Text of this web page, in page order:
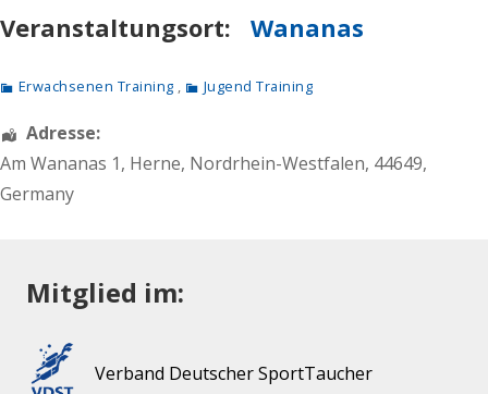
Veranstaltungsort: Wananas
Erwachsenen Training , Jugend Training
Adresse:
Am Wananas 1, Herne, Nordrhein-Westfalen, 44649,
Germany
Mitglied im:
Verband Deutscher SportTaucher